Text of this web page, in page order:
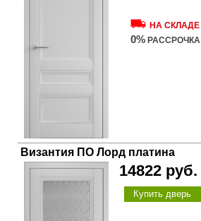
НА СКЛАДЕ
0% РАССРОЧКА
Византия ПО Лорд платина
14822 руб.
Купить дверь